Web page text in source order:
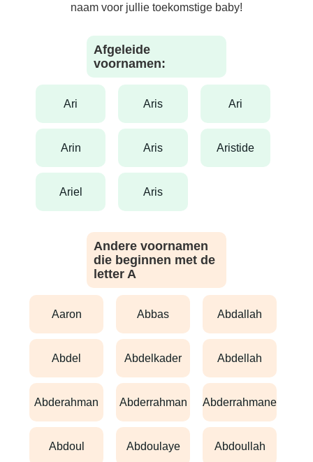
naam voor jullie toekomstige baby!
Afgeleide
voornamen:
ari aris ari
arin aris aristide
ariel aris
Andere voornamen
die beginnen met de
letter A
aaron abbas abdallah
abdel abdelkader abdellah
abderahman abderrahman abderrahmane
abdoul abdoulaye abdoullah